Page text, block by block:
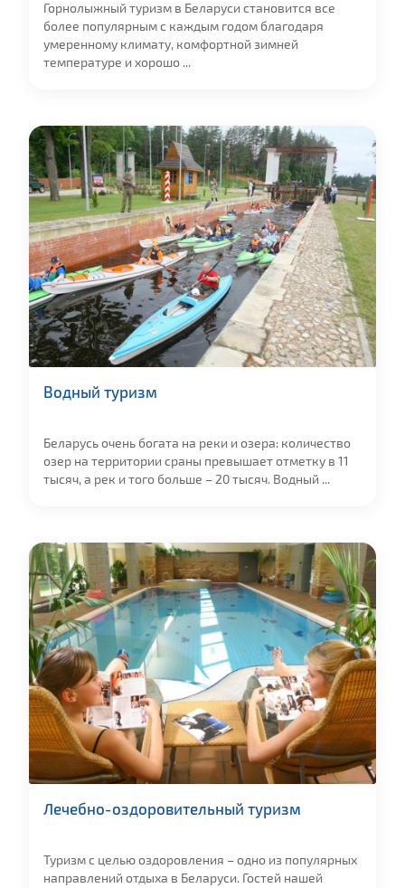
Горнолыжный туризм в Беларуси становится все
более популярным с каждым годом благодаря
умеренному климату, комфортной зимней
температуре и хорошо ...
Водный туризм
Беларусь очень богата на реки и озера: количество
озер на территории сраны превышает отметку в 11
тысяч, а рек и того больше – 20 тысяч. Водный ...
Лечебно-оздоровительный туризм
Туризм с целью оздоровления – одно из популярных
направлений отдыха в Беларуси. Гостей нашей